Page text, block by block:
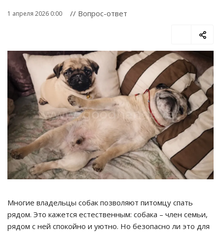
1 апреля 2026 0:00 // Вопрос-ответ
Многие владельцы собак позволяют питомцу спать
рядом. Это кажется естественным: собака – член семьи,
рядом с ней спокойно и уютно. Но безопасно ли это для